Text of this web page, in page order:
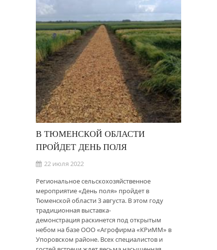
В ТЮМЕНСКОЙ ОБЛАСТИ
ПРОЙДЕТ ДЕНЬ ПОЛЯ
22 июля 2022
Региональное сельскохозяйственное
мероприятие «День поля» пройдет в
Тюменской области 3 августа. В этом году
традиционная выставка-
демонстрация раскинется под открытым
небом на базе ООО «Агрофирма «КРиММ» в
Упоровском районе. Всех специалистов и